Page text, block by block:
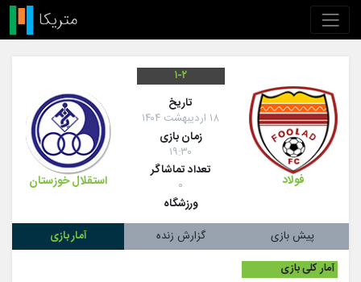
فولاد
۱-۲
تاريخ
۱۸ اردیبهشت ۱۴۰۴
زمان بازی
۱۹:۳۰
تعداد تماشاگر
۰
ورزشگاه
استقلال خوزستان
پیش بازی گزارش زنده آمار بازی
آمار کلی بازی